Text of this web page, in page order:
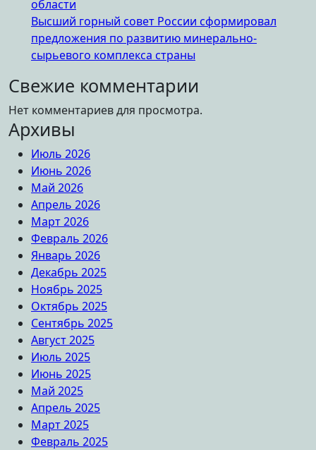
области
Высший горный совет России сформировал
предложения по развитию минерально-
сырьевого комплекса страны
Свежие комментарии
Нет комментариев для просмотра.
Архивы
Июль 2026
Июнь 2026
Май 2026
Апрель 2026
Март 2026
Февраль 2026
Январь 2026
Декабрь 2025
Ноябрь 2025
Октябрь 2025
Сентябрь 2025
Август 2025
Июль 2025
Июнь 2025
Май 2025
Апрель 2025
Март 2025
Февраль 2025